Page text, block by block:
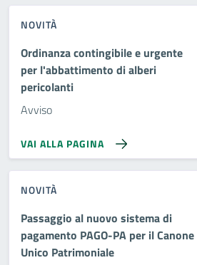
NOVITÀ
Ordinanza contingibile e urgente
per l'abbattimento di alberi
pericolanti
Avviso
VAI ALLA PAGINA
NOVITÀ
Passaggio al nuovo sistema di
pagamento PAGO-PA per il Canone
Unico Patrimoniale